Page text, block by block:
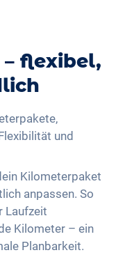
flexibel,
und
Kilometerpaket
anpassen. So
Laufzeit
Kilometer – ein
Planbarkeit.